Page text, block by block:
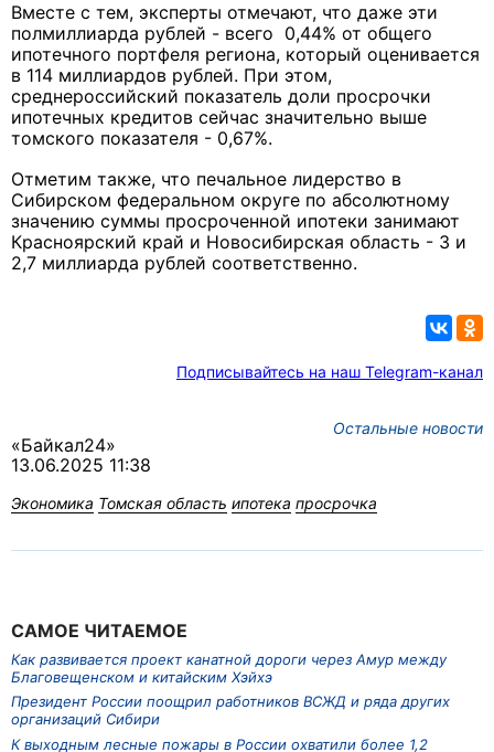
Вместе с тем, эксперты отмечают, что даже эти
полмиллиарда рублей - всего 0,44% от общего
ипотечного портфеля региона, который оценивается
в 114 миллиардов рублей. При этом,
среднероссийский показатель доли просрочки
ипотечных кредитов сейчас значительно выше
томского показателя - 0,67%.
Отметим также, что печальное лидерство в
Сибирском федеральном округе по абсолютному
значению суммы просроченной ипотеки занимают
Красноярский край и Новосибирская область - 3 и
2,7 миллиарда рублей соответственно.
Подписывайтесь на наш Telegram-канал
Остальные новости
«Байкал24»
13.06.2025 11:38
Экономика Томская область ипотека просрочка
САМОЕ ЧИТАЕМОЕ
Как развивается проект канатной дороги через Амур между
Благовещенском и китайским Хэйхэ
Президент России поощрил работников ВСЖД и ряда других
организаций Сибири
К выходным лесные пожары в России охватили более 1,2